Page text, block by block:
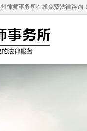
律师事务所在线免费法律咨询！